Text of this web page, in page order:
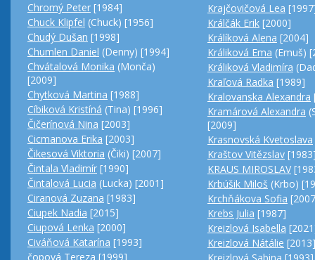
Chromý Peter [1984]
Chuck Klipfel (Chuck) [1956]
Chudý Dušan [1998]
Chumlen Daniel (Denny) [1994]
Chvátalová Monika (Monča)
[2009]
Chytková Martina [1988]
Cíbiková Kristíná (Tina) [1996]
Čičerínová Nina [2003]
Cicmanova Erika [2003]
Čikesová Viktoria (Čiki) [2007]
Čintala Vladimír [1990]
Čintalová Lucia (Lucka) [2001]
Ciranová Zuzana [1983]
Ciupek Nadia [2015]
Ciupová Lenka [2000]
Civáňová Katarína [1993]
čopová Tereza [1999]
Krajčovičová Lea
Králčák Erik [2000]
Králíková Alena [2004]
Králiková Ema (Emuš)
Králiková Vladimíra
Kraľová Radka [1989]
Kralovanska Alexandra
Kramárová Alexandra
[2009]
Krasnovská Kvetoslava
Kraštov Vitězslav
KRAUS MIROSLAV
Krbúšik Miloš (Krbo)
Krchňákova Sofia
Krebs Julia [1987]
Kreizlová Isabella
Kreizlová Nátálie [2013]